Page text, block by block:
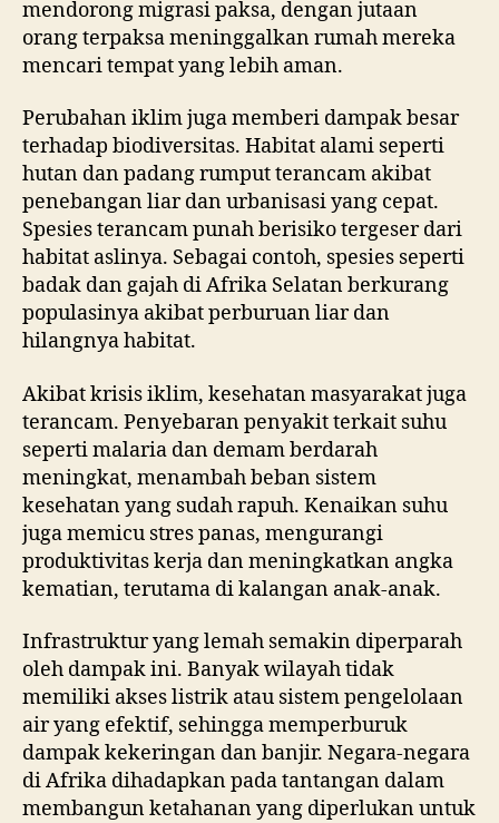
mendorong migrasi paksa, dengan jutaan
orang terpaksa meninggalkan rumah mereka
mencari tempat yang lebih aman.
Perubahan iklim juga memberi dampak besar
terhadap biodiversitas. Habitat alami seperti
hutan dan padang rumput terancam akibat
penebangan liar dan urbanisasi yang cepat.
Spesies terancam punah berisiko tergeser dari
habitat aslinya. Sebagai contoh, spesies seperti
badak dan gajah di Afrika Selatan berkurang
populasinya akibat perburuan liar dan
hilangnya habitat.
Akibat krisis iklim, kesehatan masyarakat juga
terancam. Penyebaran penyakit terkait suhu
seperti malaria dan demam berdarah
meningkat, menambah beban sistem
kesehatan yang sudah rapuh. Kenaikan suhu
juga memicu stres panas, mengurangi
produktivitas kerja dan meningkatkan angka
kematian, terutama di kalangan anak-anak.
Infrastruktur yang lemah semakin diperparah
oleh dampak ini. Banyak wilayah tidak
memiliki akses listrik atau sistem pengelolaan
air yang efektif, sehingga memperburuk
dampak kekeringan dan banjir. Negara-negara
di Afrika dihadapkan pada tantangan dalam
membangun ketahanan yang diperlukan untuk